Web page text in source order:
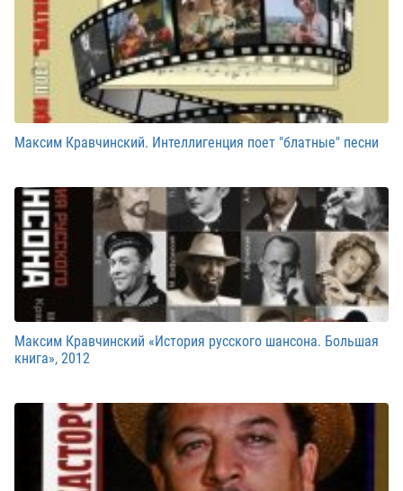
Максим Кравчинский. Интеллигенция поет "блатные" песни
Максим Кравчинский «История русского шансона. Большая
книга», 2012